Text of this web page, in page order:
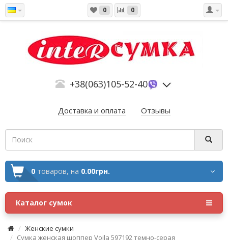
0 0
+38(063)105-52-40
Доставка и оплата Отзывы
0 товаров, на 0.00грн.
Каталог сумок
Женские сумки
Сумка женская шоппер Voila 597192 темно-серая